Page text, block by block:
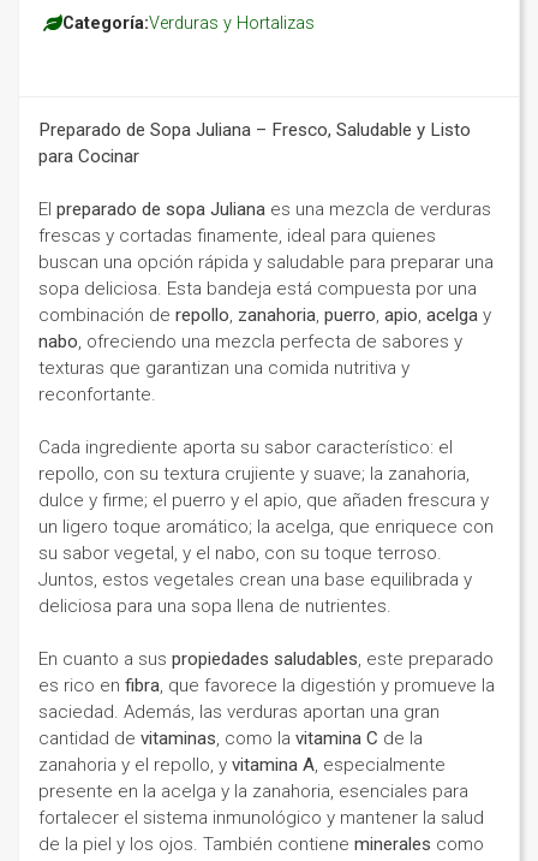
Categoría:Verduras y Hortalizas
Preparado de Sopa Juliana – Fresco, Saludable y Listo
para Cocinar
El preparado de sopa Juliana es una mezcla de verduras
frescas y cortadas finamente, ideal para quienes
buscan una opción rápida y saludable para preparar una
sopa deliciosa. Esta bandeja está compuesta por una
combinación de repollo, zanahoria, puerro, apio, acelga y
nabo, ofreciendo una mezcla perfecta de sabores y
texturas que garantizan una comida nutritiva y
reconfortante.
Cada ingrediente aporta su sabor característico: el
repollo, con su textura crujiente y suave; la zanahoria,
dulce y firme; el puerro y el apio, que añaden frescura y
un ligero toque aromático; la acelga, que enriquece con
su sabor vegetal, y el nabo, con su toque terroso.
Juntos, estos vegetales crean una base equilibrada y
deliciosa para una sopa llena de nutrientes.
En cuanto a sus propiedades saludables, este preparado
es rico en fibra, que favorece la digestión y promueve la
saciedad. Además, las verduras aportan una gran
cantidad de vitaminas, como la vitamina C de la
zanahoria y el repollo, y vitamina A, especialmente
presente en la acelga y la zanahoria, esenciales para
fortalecer el sistema inmunológico y mantener la salud
de la piel y los ojos. También contiene minerales como